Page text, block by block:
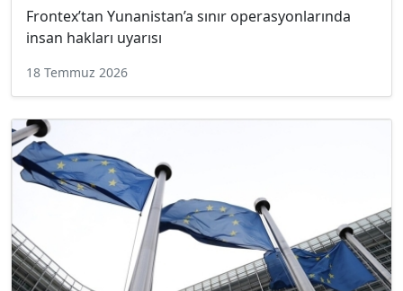
Frontex’tan Yunanistan’a sınır operasyonlarında
insan hakları uyarısı
18 Temmuz 2026